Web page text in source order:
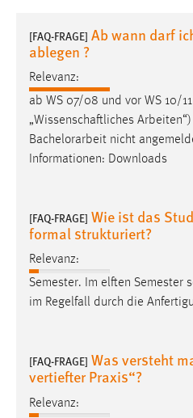
[FAQ-FRAGE] Ab wann darf
ablegen ?
Relevanz:
ab WS 07/08 und vor WS 10/
„Wissenschaftliches
Bachelorarbeit nicht
Informationen: Downloads
[FAQ-FRAGE] Wie ist das
formal strukturiert?
Relevanz:
Semester. Im elften Semester
im Regelfall durch die
[FAQ-FRAGE] Was versteht
vertiefter Praxis“?
Relevanz:
Performance
Name:
staticfilecache
Zweck:
Für performante
Sprachpräferenz
Name:
site-language-preference
Zweck:
Cookie Laufzeit:
30 Tage